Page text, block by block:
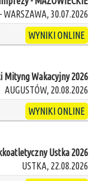
30.07.2026
WYNIKI ONLINE
Mityng Wakacyjny 2026
AUGUSTÓW, 20.08.2026
WYNIKI ONLINE
Ustka 2026
USTKA, 22.08.2026